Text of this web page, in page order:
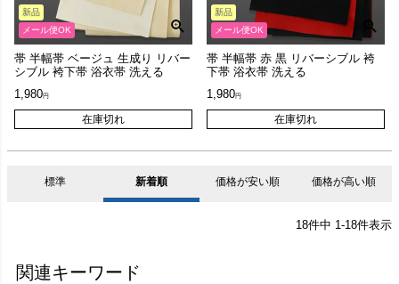
新品
メール便OK
帯 半幅帯 ベージュ 生成り リバー
シブル 袴下帯 浴衣帯 洗える
1,980
在庫切れ
新品
メール便OK
帯 半幅帯 赤 黒 リバーシブル 袴
下帯 浴衣帯 洗える
1,980
在庫切れ
標準 新着順 価格が安い順 価格が高い順
18件中 1-18件表示
関連キーワード